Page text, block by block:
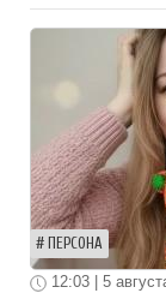
ПЕРСОНА
12:03 | 5